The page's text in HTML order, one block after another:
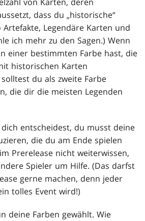
dass du „historische“
Artefakte, Legendäre Karten und
ich mehr zu den Sagen.) Wenn
einer bestimmten Farbe hast, die
historischen Karten
du als zweite Farbe
die dir die meisten Legenden
entscheidest, du musst deine
die du am Ende spielen
Prerelease nicht weiterwissen,
Spieler um Hilfe. (Das darfst
gerne machen, denn jeder
tolles Event wird!)
deine Farben gewählt. Wie